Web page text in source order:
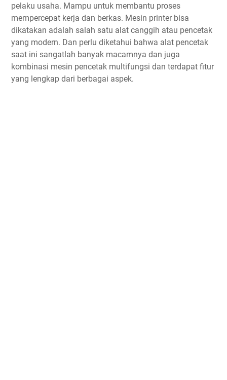
pelaku usaha. Mampu untuk membantu proses
mempercepat kerja dan berkas. Mesin printer bisa
dikatakan adalah salah satu alat canggih atau pencetak
yang modern. Dan perlu diketahui bahwa alat pencetak
saat ini sangatlah banyak macamnya dan juga
kombinasi mesin pencetak multifungsi dan terdapat fitur
yang lengkap dari berbagai aspek.